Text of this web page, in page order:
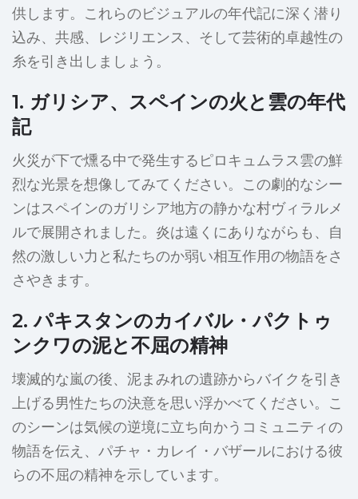
供します。これらのビジュアルの年代記に深く潜り
込み、共感、レジリエンス、そして芸術的卓越性の
糸を引き出しましょう。
1. ガリシア、スペインの火と雲の年代
記
火災が下で燻る中で発生するピロキュムラス雲の鮮
烈な光景を想像してみてください。この劇的なシー
ンはスペインのガリシア地方の静かな村ヴィラルメ
ルで展開されました。炎は遠くにありながらも、自
然の激しい力と私たちのか弱い相互作用の物語をさ
さやきます。
2. パキスタンのカイバル・パクトゥ
ンクワの泥と不屈の精神
壊滅的な嵐の後、泥まみれの遺跡からバイクを引き
上げる男性たちの決意を思い浮かべてください。こ
のシーンは気候の逆境に立ち向かうコミュニティの
物語を伝え、パチャ・カレイ・バザールにおける彼
らの不屈の精神を示しています。